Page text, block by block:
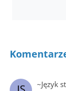
~Język